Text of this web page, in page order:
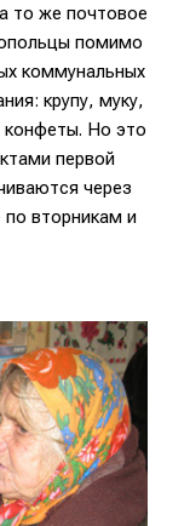
то же почтовое
помимо
коммунальных
крупу, муку,
конфеты. Но это
первой
через
вторникам и